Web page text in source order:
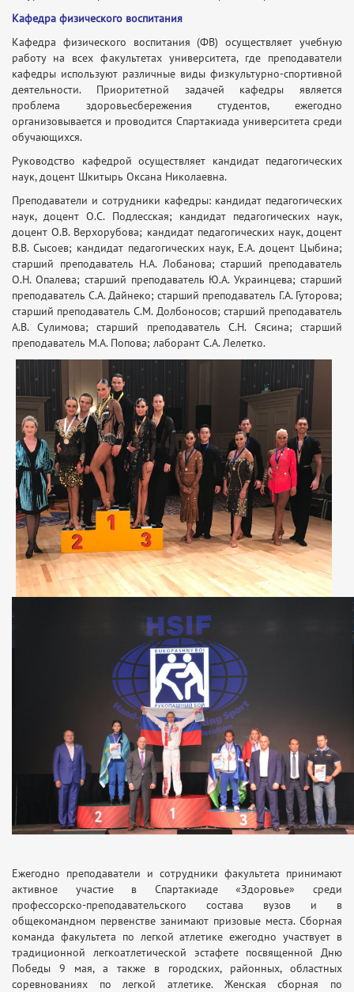
Кафедра физического воспитания
Кафедра физического воспитания (ФВ) осуществляет учебную
работу на всех факультетах университета, где преподаватели
кафедры используют различные виды физкультурно-спортивной
деятельности. Приоритетной задачей кафедры является
проблема здоровьесбережения студентов, ежегодно
организовывается и проводится Спартакиада университета среди
обучающихся.
Руководство кафедрой осуществляет кандидат педагогических
наук, доцент Шкитырь Оксана Николаевна.
Преподаватели и сотрудники кафедры: кандидат педагогических
наук, доцент О.С. Подлесская; кандидат педагогических наук,
доцент О.В. Верхорубова; кандидат педагогических наук, доцент
В.В. Сысоев; кандидат педагогических наук, Е.А. доцент Цыбина;
старший преподаватель Н.А. Лобанова; старший преподаватель
О.Н. Опалева; старший преподаватель Ю.А. Украинцева; старший
преподаватель С.А. Дайнеко; старший преподаватель Г.А. Гуторова;
старший преподаватель С.М. Долбоносов; старший преподаватель
А.В. Сулимова; старший преподаватель С.Н. Сясина; старший
преподаватель М.А. Попова; лаборант С.А. Лелетко.
Ежегодно преподаватели и сотрудники факультета принимают
активное участие в Спартакиаде «Здоровье» среди
профессорско-преподавательского состава вузов и в
общекомандном первенстве занимают призовые места. Сборная
команда факультета по легкой атлетике ежегодно участвует в
традиционной легкоатлетической эстафете посвященной Дню
Победы 9 мая, а также в городских, районных, областных
соревнованиях по легкой атлетике. Женская сборная по